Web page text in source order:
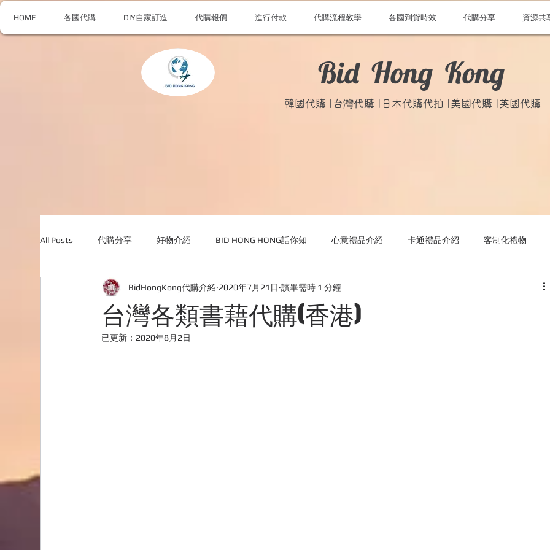
HOME 各國代購 DIY自家訂造 代購報價 進行付款 代購流程教學 各國到貨時效 代購分享 資源共
Bid Hong Kong
韓國代購 |台灣代購 |日本代購代拍 |美國代購 |英國代購
All Posts 代購分享 好物介紹 BID HONG HONG話你知 心意禮品介紹 卡通禮品介紹 客制化禮物
外國購物網站介紹 ABOUT ME ABOUT BIDHONGKONG 快閃團團 美食
台灣代購網站 Bidhongkong韓國代購網站
台灣各類書藉代購(香港)
BidHongKong代購介紹 2020年7月21日 讀畢需時 1 分鐘
已更新： 2020年8月2日